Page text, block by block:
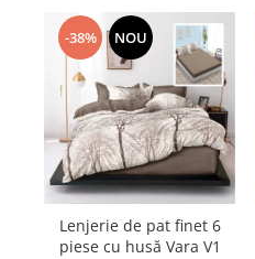
-38% NOU
Lenjerie de pat finet 6
piese cu husă Vara V1